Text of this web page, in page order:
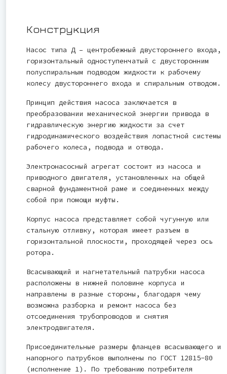
Конструкция
Насос типа Д – центробежный двустороннего входа,
горизонтальный одноступенчатый с двусторонним
полуспиральным подводом жидкости к рабочему
колесу двустороннего входа и спиральным отводом.
Принцип действия насоса заключается в
преобразовании механической энергии привода в
гидравлическую энергию жидкости за счет
гидродинамического воздействия лопастной системы
рабочего колеса, подвода и отвода.
Электронасосный агрегат состоит из насоса и
приводного двигателя, установленных на общей
сварной фундаментной раме и соединенных между
собой при помощи муфты.
Корпус насоса представляет собой чугунную или
стальную отливку, которая имеет разъем в
горизонтальной плоскости, проходящей через ось
ротора.
Всасывающий и нагнетательный патрубки насоса
расположены в нижней половине корпуса и
направлены в разные стороны, благодаря чему
возможна разборка и ремонт насоса без
отсоединения трубопроводов и снятия
электродвигателя.
Присоединительные размеры фланцев всасывающего и
напорного патрубков выполнены по ГОСТ 12815-80
(исполнение 1). По требованию потребителя